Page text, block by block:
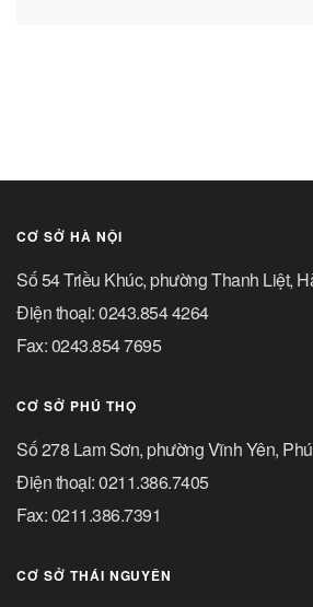
CƠ SỞ HÀ NỘI
Số 54 Triều Khúc, phường Thanh Liệt,
Điện thoại: 0243.854 4264
Fax: 0243.854 7695
CƠ SỞ PHÚ THỌ
Số 278 Lam Sơn, phường Vĩnh Yên,
Điện thoại: 0211.386.7405
Fax: 0211.386.7391
CƠ SỞ THÁI NGUYÊN